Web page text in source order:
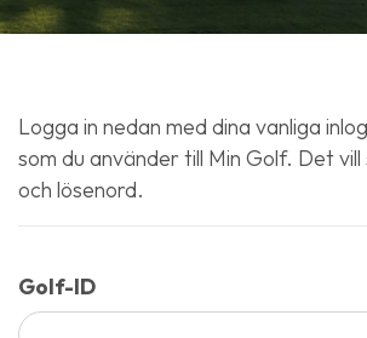
Logga in nedan med dina vanliga
som du använder till Min Golf. Det
och lösenord.
Golf-ID